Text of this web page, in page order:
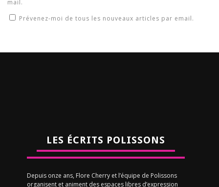
mail.
Prévenez-moi de tous les nouveaux articles par email.
LES ÉCRITS POLISSONS
Depuis onze ans, Flore Cherry et l’équipe de Polissons
organisent et animent des espaces libres d’expression